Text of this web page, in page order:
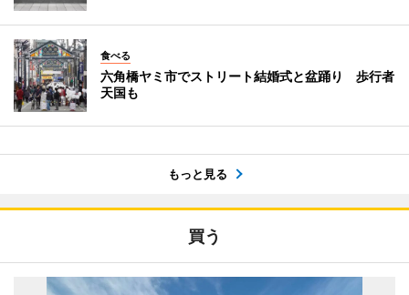
食べる
六角橋ヤミ市でストリート結婚式と盆踊り 歩行者
天国も
もっと見る
買う